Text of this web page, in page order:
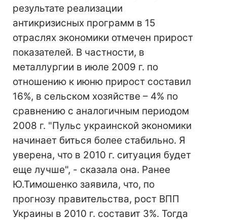
результате реализации
антикризисных программ в 15
отраслях экономики отмечен прирост
показателей. В частности, в
металлургии в июле 2009 г. по
отношению к июню прирост составил
16%, в сельском хозяйстве – 4% по
сравнению с аналогичным периодом
2008 г. "Пульс украинской экономики
начинает биться более стабильно. Я
уверена, что в 2010 г. ситуация будет
еще лучше", - сказала она. Ранее
Ю.Тимошенко заявила, что, по
прогнозу правительства, рост ВПП
Украины в 2010 г. составит 3%. Тогда